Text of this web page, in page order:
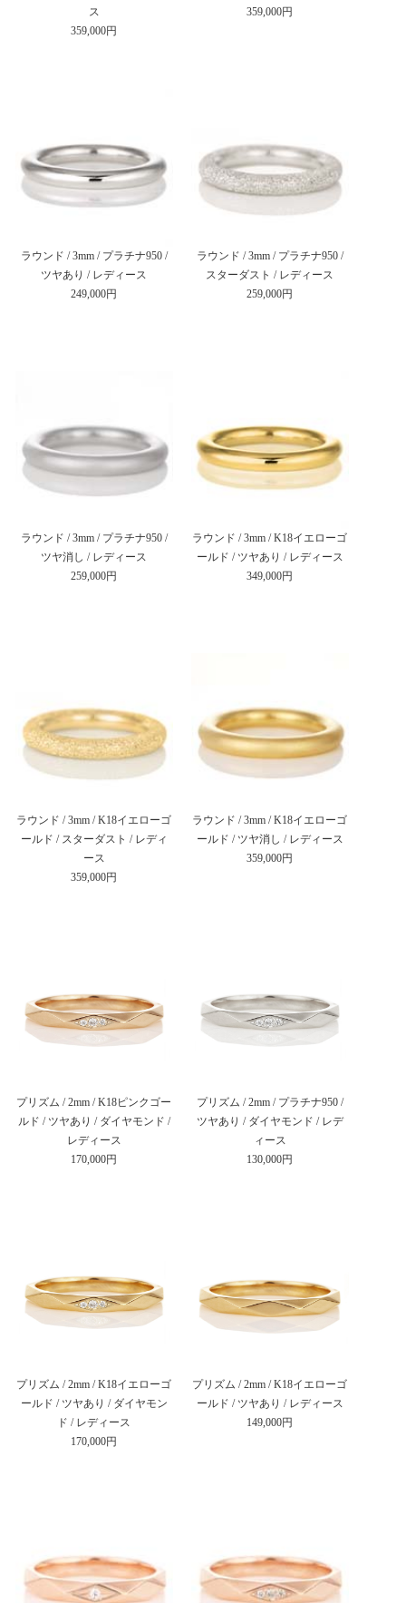
ス
359,000円
359,000円
ラウンド / 3mm / プラチナ950 /
ツヤあり / レディース
249,000円
ラウンド / 3mm / プラチナ950 /
スターダスト / レディース
259,000円
ラウンド / 3mm / プラチナ950 /
ツヤ消し / レディース
259,000円
ラウンド / 3mm / K18イエローゴ
ールド / ツヤあり / レディース
349,000円
ラウンド / 3mm / K18イエローゴ
ールド / スターダスト / レディ
ース
359,000円
ラウンド / 3mm / K18イエローゴ
ールド / ツヤ消し / レディース
359,000円
プリズム / 2mm / K18ピンクゴー
ルド / ツヤあり / ダイヤモンド /
レディース
170,000円
プリズム / 2mm / プラチナ950 /
ツヤあり / ダイヤモンド / レデ
ィース
130,000円
プリズム / 2mm / K18イエローゴ
ールド / ツヤあり / ダイヤモン
ド / レディース
170,000円
プリズム / 2mm / K18イエローゴ
ールド / ツヤあり / レディース
149,000円